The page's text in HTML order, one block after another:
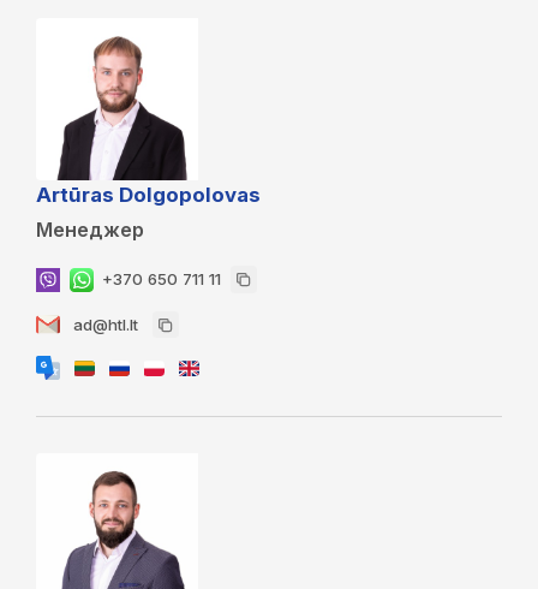
Artūras Dolgopolovas
Менеджер
+370 650 711 11
ad@htl.lt